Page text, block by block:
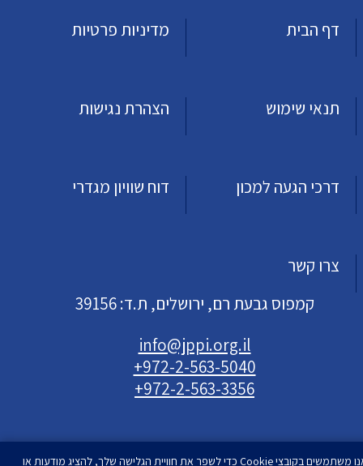
דף הבית
מדיניות פרטיות
תנאי שימוש הצהרת נגישות
דרכי הגעה למכון דוח שוויון מגדרי
צרו קשר
קמפוס גבעת רם, ירושלים, ת.ד: 39156
info@jppi.org.il
+972-2-563-5040
+972-2-563-3356
אנו משתמשים בקובצי Cookie כדי לשפר את חוויית הגלישה שלך, להציג מודעות או